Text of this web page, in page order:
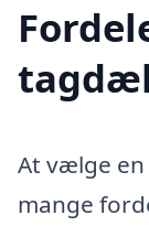
At vælge
mange